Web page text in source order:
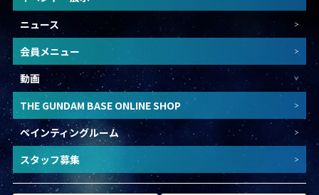
ニュース
会員メニュー
動画
THE GUNDAM BASE ONLINE SHOP
ペインティングルーム
スタッフ募集